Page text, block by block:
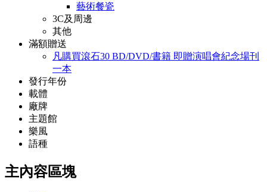
藝術餐瓷
3C及周邊
其他
滿額贈送
凡購買滾石30 BD/DVD/書籍 即贈演唱會紀念場刊
一本
發行年份
載體
廠牌
主題館
樂風
語種
主內容區塊